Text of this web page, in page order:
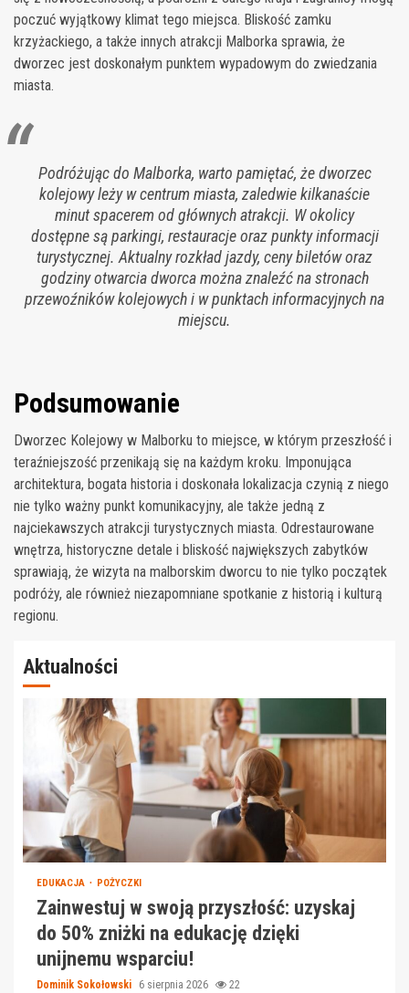
poczuć wyjątkowy klimat tego miejsca. Bliskość zamku
krzyżackiego, a także innych atrakcji Malborka sprawia, że
dworzec jest doskonałym punktem wypadowym do zwiedzania
miasta.
Podróżując do Malborka, warto pamiętać, że dworzec
kolejowy leży w centrum miasta, zaledwie kilkanaście
minut spacerem od głównych atrakcji. W okolicy
dostępne są parkingi, restauracje oraz punkty informacji
turystycznej. Aktualny rozkład jazdy, ceny biletów oraz
godziny otwarcia dworca można znaleźć na stronach
przewoźników kolejowych i w punktach informacyjnych na
miejscu.
Podsumowanie
Dworzec Kolejowy w Malborku to miejsce, w którym przeszłość i
teraźniejszość przenikają się na każdym kroku. Imponująca
architektura, bogata historia i doskonała lokalizacja czynią z niego
nie tylko ważny punkt komunikacyjny, ale także jedną z
najciekawszych atrakcji turystycznych miasta. Odrestaurowane
wnętrza, historyczne detale i bliskość największych zabytków
sprawiają, że wizyta na malborskim dworcu to nie tylko początek
podróży, ale również niezapomniane spotkanie z historią i kulturą
regionu.
Aktualności
EDUKACJA POŻYCZKI
Zainwestuj w swoją przyszłość: uzyskaj
do 50% zniżki na edukację dzięki
unijnemu wsparciu!
Dominik Sokołowski 6 sierpnia 2026 22